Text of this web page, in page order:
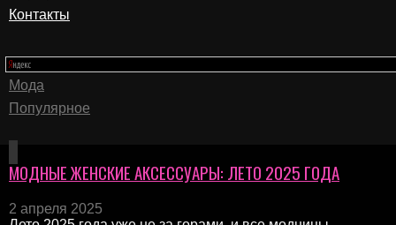
Контакты
Мода
Популярное
МОДНЫЕ ЖЕНСКИЕ АКСЕССУАРЫ: ЛЕТО 2025 ГОДА
2 апреля 2025